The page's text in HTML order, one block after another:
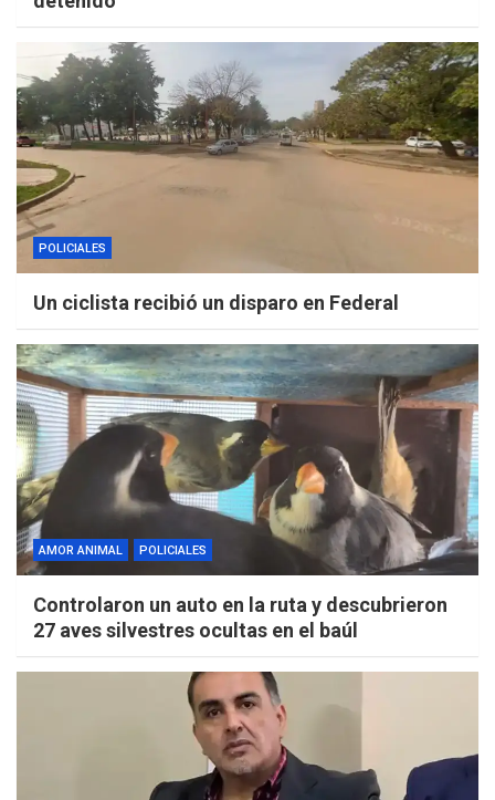
POLICIALES
Un ciclista recibió un disparo en Federal
AMOR ANIMAL POLICIALES
Controlaron un auto en la ruta y descubrieron
27 aves silvestres ocultas en el baúl